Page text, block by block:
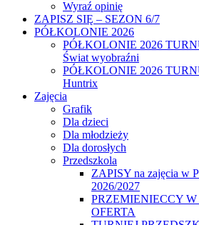
Wyraź opinię
ZAPISZ SIĘ – SEZON 6/7
PÓŁKOLONIE 2026
PÓŁKOLONIE 2026
Świat wyobraźni
PÓŁKOLONIE 2026
Huntrix
Zajęcia
Grafik
Dla dzieci
Dla młodzieży
Dla dorosłych
Przedszkola
ZAPISY na zajęcia w
2026/2027
PRZEMIENIECCY
OFERTA